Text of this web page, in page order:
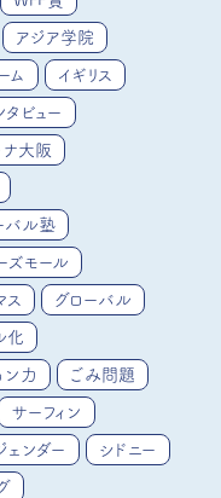
アジア学院
ム イギリス
タビュー
ナ大阪
バル塾
ズモール
ス グローバル
化
ン力 ごみ問題
サーフィン
ェンダー シドニー